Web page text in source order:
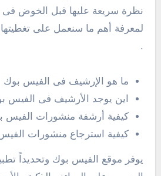
نظرة سريعة عليها قبل الخوض فى
لمعرفة أهم ما سنعمل على تغطيتها
.
ما هو الإرشيف فى الفيس بوك
اين يوجد الأرشيف فى الفيس
كيفية أرشفة منشورات الفيس
كيفية استرجاع منشورات
يوفر موقع الفيس بوك وتحديداً